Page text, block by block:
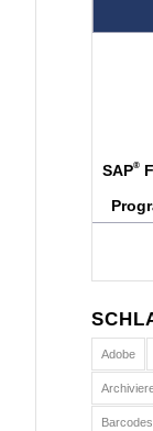
SAP®
Adobe
Barcodes